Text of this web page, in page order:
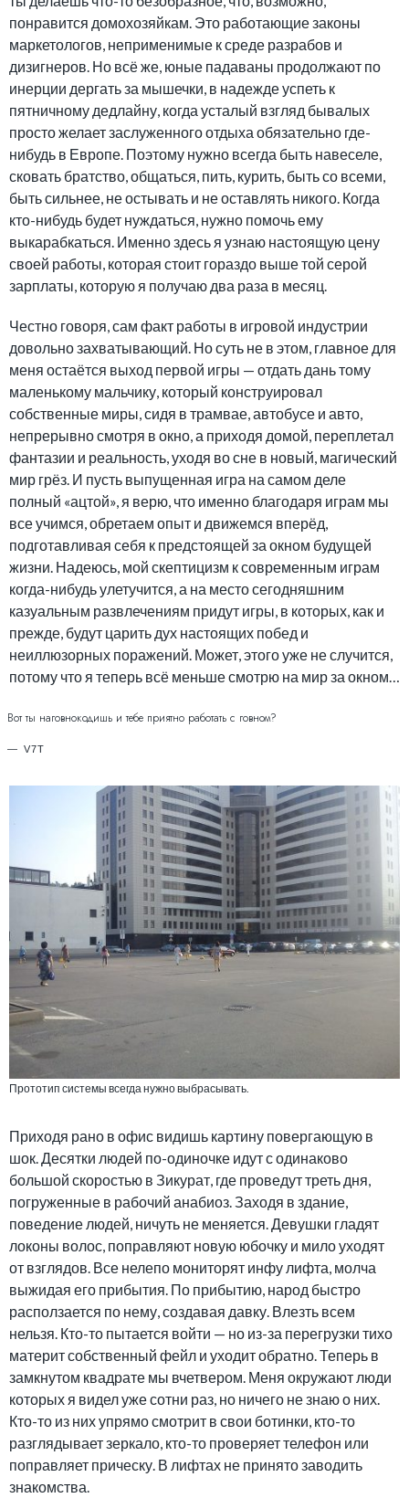
понравится домохозяйкам. Это работающие законы
маркетологов, неприменимые к среде разрабов и
дизигнеров. Но всё же, юные падаваны продолжают по
инерции дергать за мышечки, в надежде успеть к
пятничному дедлайну, когда усталый взгляд бывалых
просто желает заслуженного отдыха обязательно где-
нибудь в Европе. Поэтому нужно всегда быть навеселе,
сковать братство, общаться, пить, курить, быть со всеми,
быть сильнее, не остывать и не оставлять никого. Когда
кто-нибудь будет нуждаться, нужно помочь ему
выкарабкаться. Именно здесь я узнаю настоящую цену
своей работы, которая стоит гораздо выше той серой
зарплаты, которую я получаю два раза в месяц.
Честно говоря, сам факт работы в игровой индустрии
довольно захватывающий. Но суть не в этом, главное для
меня остаётся выход первой игры — отдать дань тому
маленькому мальчику, который конструировал
собственные миры, сидя в трамвае, автобусе и авто,
непрерывно смотря в окно, а приходя домой, переплетал
фантазии и реальность, уходя во сне в новый, магический
мир грёз. И пусть выпущенная игра на самом деле
полный «ацтой», я верю, что именно благодаря играм мы
все учимся, обретаем опыт и движемся вперёд,
подготавливая себя к предстоящей за окном будущей
жизни. Надеюсь, мой скептицизм к современным играм
когда-нибудь улетучится, а на место сегодняшним
казуальным развлечениям придут игры, в которых, как и
прежде, будут царить дух настоящих побед и
неиллюзорных поражений. Может, этого уже не случится,
потому что я теперь всё меньше смотрю на мир за окном…
Вот ты наговнокодишь и тебе приятно работать с говном?
V7T
Прототип системы всегда нужно выбрасывать.
Приходя рано в офис видишь картину повергающую в
шок. Десятки людей по-одиночке идут с одинаково
большой скоростью в Зикурат, где проведут треть дня,
погруженные в рабочий анабиоз. Заходя в здание,
поведение людей, ничуть не меняется. Девушки гладят
локоны волос, поправляют новую юбочку и мило уходят
от взглядов. Все нелепо мониторят инфу лифта, молча
выжидая его прибытия. По прибытию, народ быстро
расползается по нему, создавая давку. Влезть всем
нельзя. Кто-то пытается войти — но из-за перегрузки тихо
материт собственный фейл и уходит обратно. Теперь в
замкнутом квадрате мы вчетвером. Меня окружают люди
которых я видел уже сотни раз, но ничего не знаю о них.
Кто-то из них упрямо смотрит в свои ботинки, кто-то
разглядывает зеркало, кто-то проверяет телефон или
поправляет прическу. В лифтах не принято заводить
знакомства.